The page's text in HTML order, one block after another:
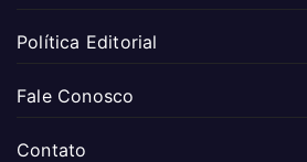
Política Editorial
Fale Conosco
Contato